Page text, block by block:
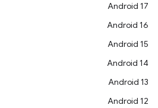
Android 17
Android 16
Android 15
Android 14
Android 13
Android 12